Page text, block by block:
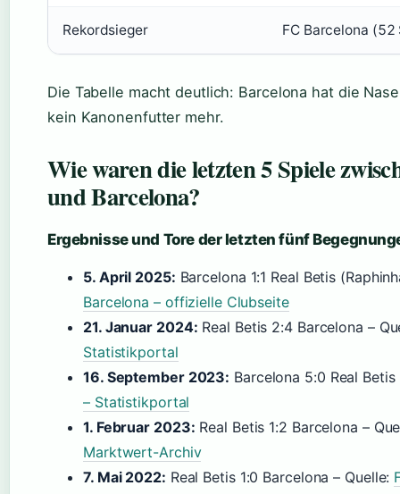
Rekordsieger FC Barcelona (52
Die Tabelle macht deutlich: Barcelona hat die
kein Kanonenfutter mehr.
Wie waren die letzten 5 Spiele
und Barcelona?
Ergebnisse und Tore der letzten fünf
5. April 2025: Barcelona 1:1 Real Betis
Barcelona – offizielle Clubseite
21. Januar 2024: Real Betis 2:4 Barcelona –
Statistikportal
16. September 2023: Barcelona 5:0 Real
– Statistikportal
1. Februar 2023: Real Betis 1:2 Barcelona –
Marktwert-Archiv
7. Mai 2022: Real Betis 1:0 Barcelona – Quelle: